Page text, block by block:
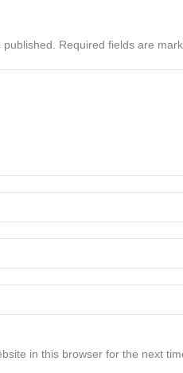
Required fields are
in this browser for the next